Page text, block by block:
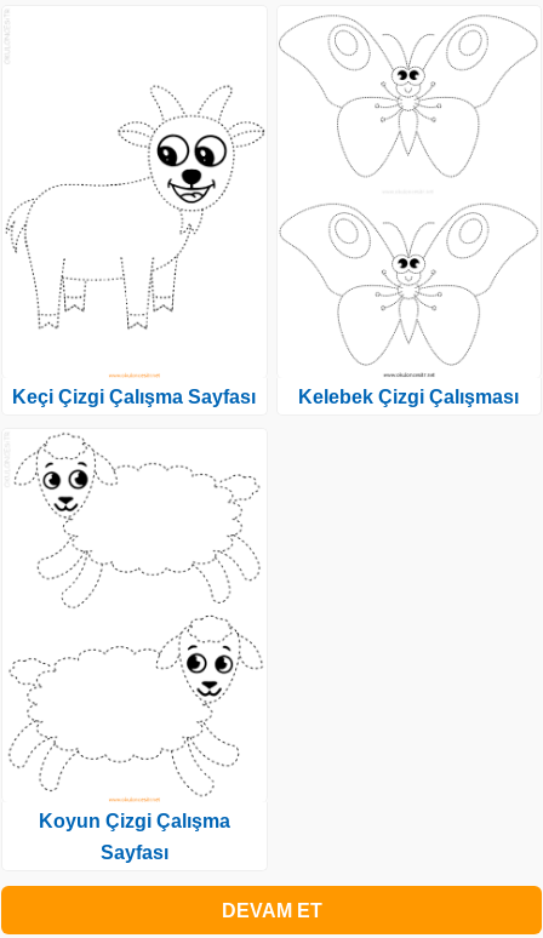
Keçi Çizgi Çalışma Sayfası
Koyun Çizgi Çalışma
Sayfası
Kelebek Çizgi Çalışması
DEVAM ET